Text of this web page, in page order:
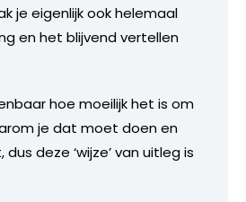
je eigenlijk ook helemaal
en het blijvend vertellen
hoe moeilijk het is om
je dat moet doen en
deze ‘wijze’ van uitleg is